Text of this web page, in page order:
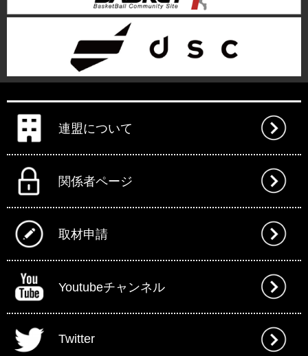
連盟について
関係者ページ
取材申請
Youtubeチャンネル
Twitter